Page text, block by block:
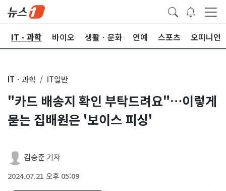
ITㆍ과학 바이오 생활ㆍ문화 연예 스포츠 오피니언
ITㆍ과학 IT일반
"카드 배송지 확인 부탁드려요"…이렇게
묻는 집배원은 '보이스 피싱'
김승준 기자
2024.07.21 오후 05:09